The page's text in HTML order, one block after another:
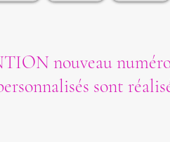
nouveau
sont